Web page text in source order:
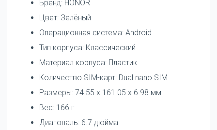
Бренд: HONOR
Цвет: Зелёный
Операционная система: Android
Тип корпуса: Классический
Материал корпуса: Пластик
Количество SIM-карт: Dual nano SIM
Размеры: 74.55 x 161.05 x 6.98 мм
Вес: 166 г
Диагональ: 6.7 дюйма